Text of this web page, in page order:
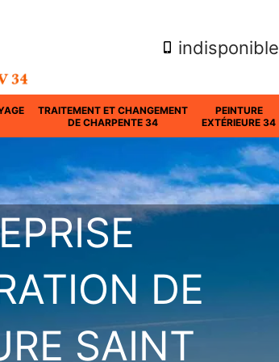
indisponible
TRAITEMENT ET CHANGEMENT
DE CHARPENTE 34
PEINTURE
EXTÉRIEURE 34
DE
SAINT